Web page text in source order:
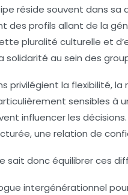
réside souvent dans
des profils allant de la
pluralité culturelle et
solidarité au sein des
privilégient la flexibilité,
sensibles
influencer les
une relation de
sait donc équilibrer ces
intergénérationnel